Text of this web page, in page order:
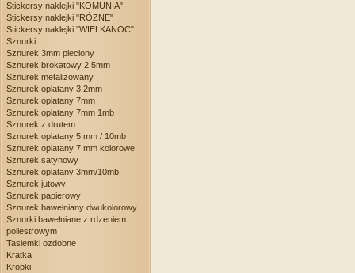
Stickersy naklejki "KOMUNIA"
Stickersy naklejki "RÓŻNE"
Stickersy naklejki "WIELKANOC"
Sznurki
Sznurek 3mm pleciony
Sznurek brokatowy 2.5mm
Sznurek metalizowany
Sznurek oplatany 3,2mm
Sznurek oplatany 7mm
Sznurek oplatany 7mm 1mb
Sznurek z drutem
Sznurek oplatany 5 mm / 10mb
Sznurek oplatany 7 mm kolorowe
Sznurek satynowy
Sznurek oplatany 3mm/10mb
Sznurek jutowy
Sznurek papierowy
Sznurek bawełniany dwukolorowy
Sznurki bawełniane z rdzeniem
poliestrowym
Tasiemki ozdobne
Kratka
Kropki